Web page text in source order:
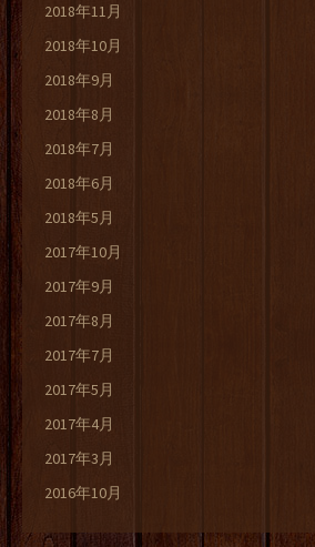
2018年11月
2018年10月
2018年9月
2018年8月
2018年7月
2018年6月
2018年5月
2017年10月
2017年9月
2017年8月
2017年7月
2017年5月
2017年4月
2017年3月
2016年10月